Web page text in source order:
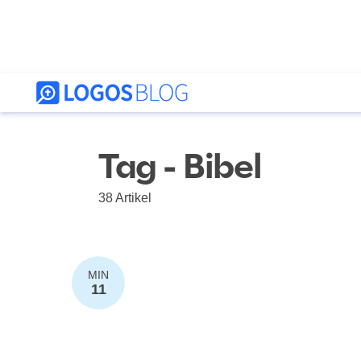
Tag - Bibel
38 Artikel
MIN
11